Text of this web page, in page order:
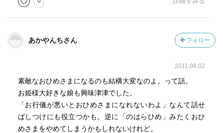
あかやんちさん フォロー
2011.08.02
素敵なおひめさまになるのも結構大変なのよ。って話。
お姫様大好きな娘も興味津津でした。
「お行儀が悪いとおひめさまになれないわよ」なんて話せ
ばしつけにも役立つかも。逆に「のはらひめ」みたくおひ
めさまをやめてしまうかもしれないけれど。